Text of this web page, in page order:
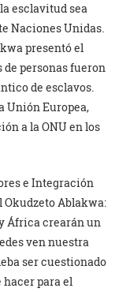
esclavitud sea
Naciones Unidas.
presentó el
de personas fueron
de esclavos.
Unión Europea,
a la ONU en los
e Integración
Okudzeto Ablakwa:
y África crearán un
ven nuestra
ser cuestionado
hacer para el